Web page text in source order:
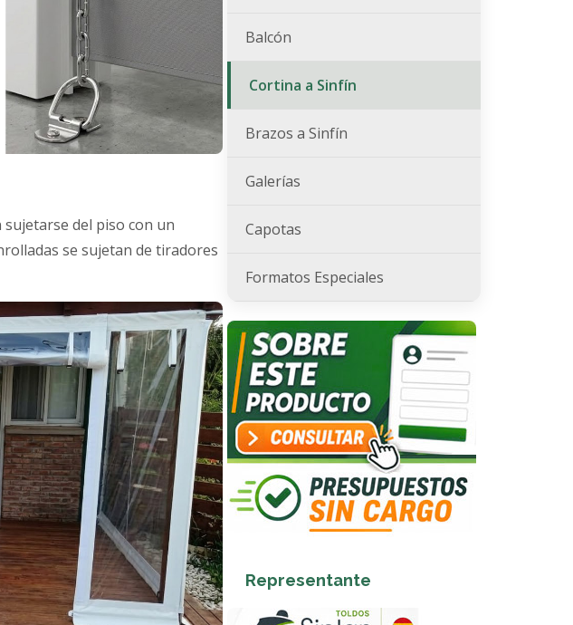
del piso con un
se sujetan de tiradores
Balcón
Cortina a Sinfín
Brazos a Sinfín
Galerías
Capotas
Formatos Especiales
Representante